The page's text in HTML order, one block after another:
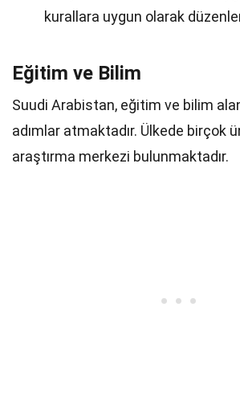
kurallara uygun olarak
Eğitim ve Bilim
Suudi Arabistan, eğitim ve bilim
adımlar atmaktadır. Ülkede birçok
araştırma merkezi bulunmaktadır.